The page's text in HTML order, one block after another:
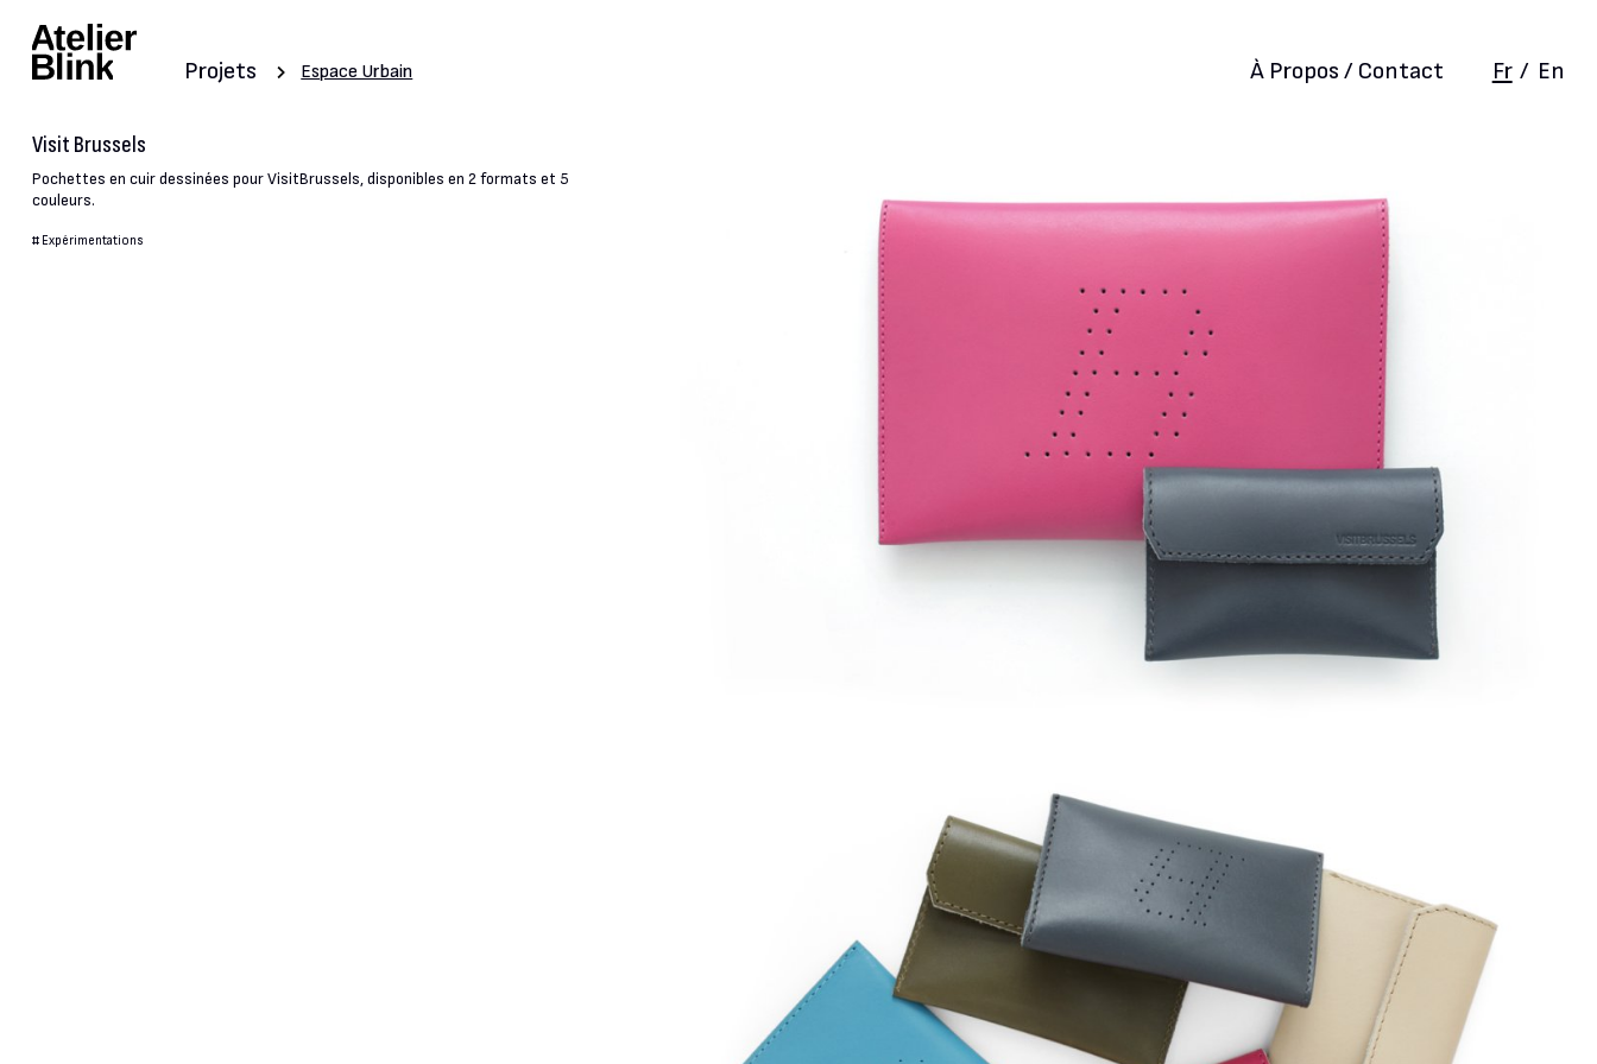
Projets Espace Urbain À Propos / Contact Fr / En
Visit Brussels
Pochettes en cuir dessinées pour VisitBrussels, disponibles en 2 formats et 5
couleurs.
# Expérimentations